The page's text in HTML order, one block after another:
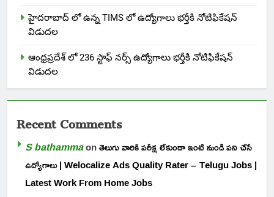
హైదరాబాద్ లో ఉన్న TIMS లో ఉద్యోగాలు భర్తీకి నోటిఫికేషన్
విడుదల
ఆంధ్రప్రదేశ్ లో 236 స్టాఫ్ నర్స్ ఉద్యోగాలు భర్తీకి నోటిఫికేషన్
విడుదల
Recent Comments
S bathammaonతెలుగు వారికి పరీక్ష లేకుండా ఇంటి నుండి పని చేసే
ఉద్యోగాలు | Welocalize Ads Quality Rater – Telugu Jobs |
Latest Work From Home Jobs